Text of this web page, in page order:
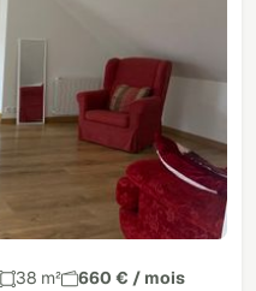
38 m²
660 € / mois